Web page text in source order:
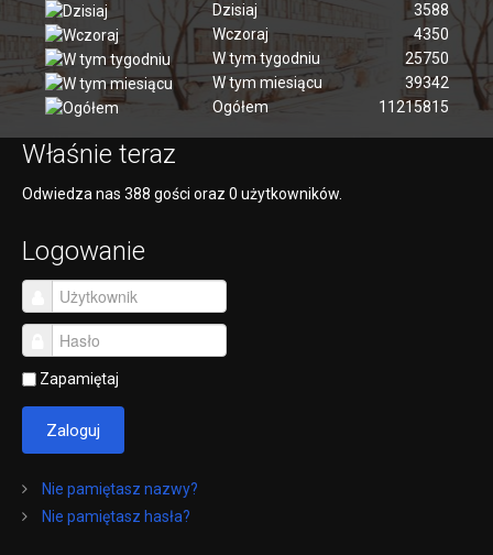
Dzisiaj
3588
Wczoraj
4350
W tym tygodniu
25750
W tym miesiącu
39342
Ogółem
11215815
Właśnie teraz
Odwiedza nas 388 gości oraz 0 użytkowników.
Logowanie
Zapamiętaj
Zaloguj
Nie pamiętasz nazwy?
Nie pamiętasz hasła?